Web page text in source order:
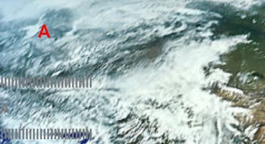
A
llllllllllllllllllllllllll
A
llllllllllllllllllllllllll